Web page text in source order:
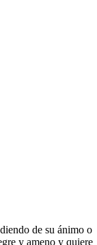
de su ánimo o
y ameno y quiere